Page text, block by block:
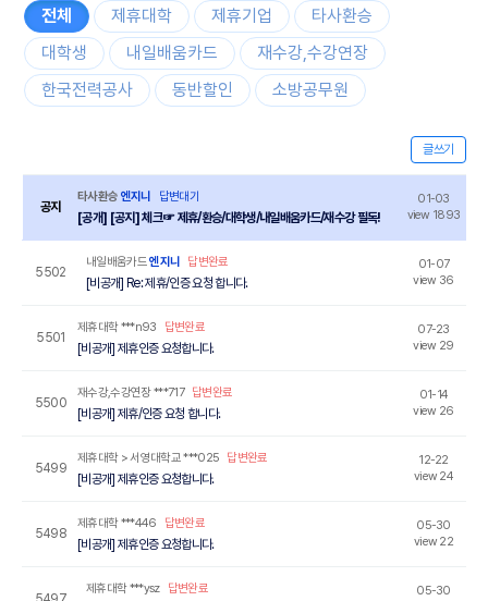
전체 제휴대학 제휴기업
타사환승
대학생
내일배움카드
재수강,수강연장
한국전력공사
동반할인 소방공무원
글쓰기
공지
타사환승 엔지니 답변대기
[공개] [공지] 체크☞ 제휴/환승/대학생/내일배움카드/재수강 필독!
01-03
view 1893
5502
내일배움카드엔지니 답변완료
[비공개] Re: 제휴/인증 요청 합니다.
01-07
view 36
5501
제휴대학***n93 답변완료
[비공개] 제휴인증 요청합니다.
07-23
view 29
5500
재수강,수강연장***717 답변완료
[비공개] 제휴/인증 요청 합니다.
01-14
view 26
5499
제휴대학 > 서영대학교***025 답변완료
[비공개] 제휴인증 요청합니다.
12-22
view 24
5498
제휴대학***446 답변완료
[비공개] 제휴인증 요청합니다.
05-30
view 22
제휴대학***ysz 답변완료
05-30